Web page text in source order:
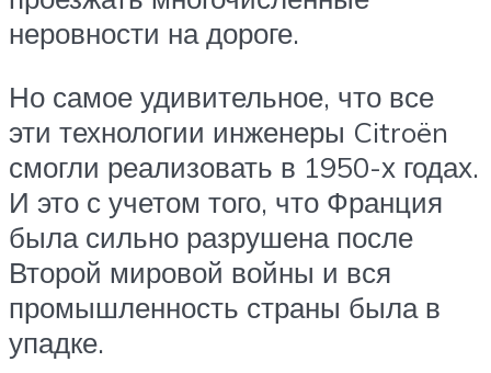
неровности на дороге.
Но самое удивительное, что все
эти технологии инженеры Citroën
смогли реализовать в 1950-х годах.
И это с учетом того, что Франция
была сильно разрушена после
Второй мировой войны и вся
промышленность страны была в
упадке.